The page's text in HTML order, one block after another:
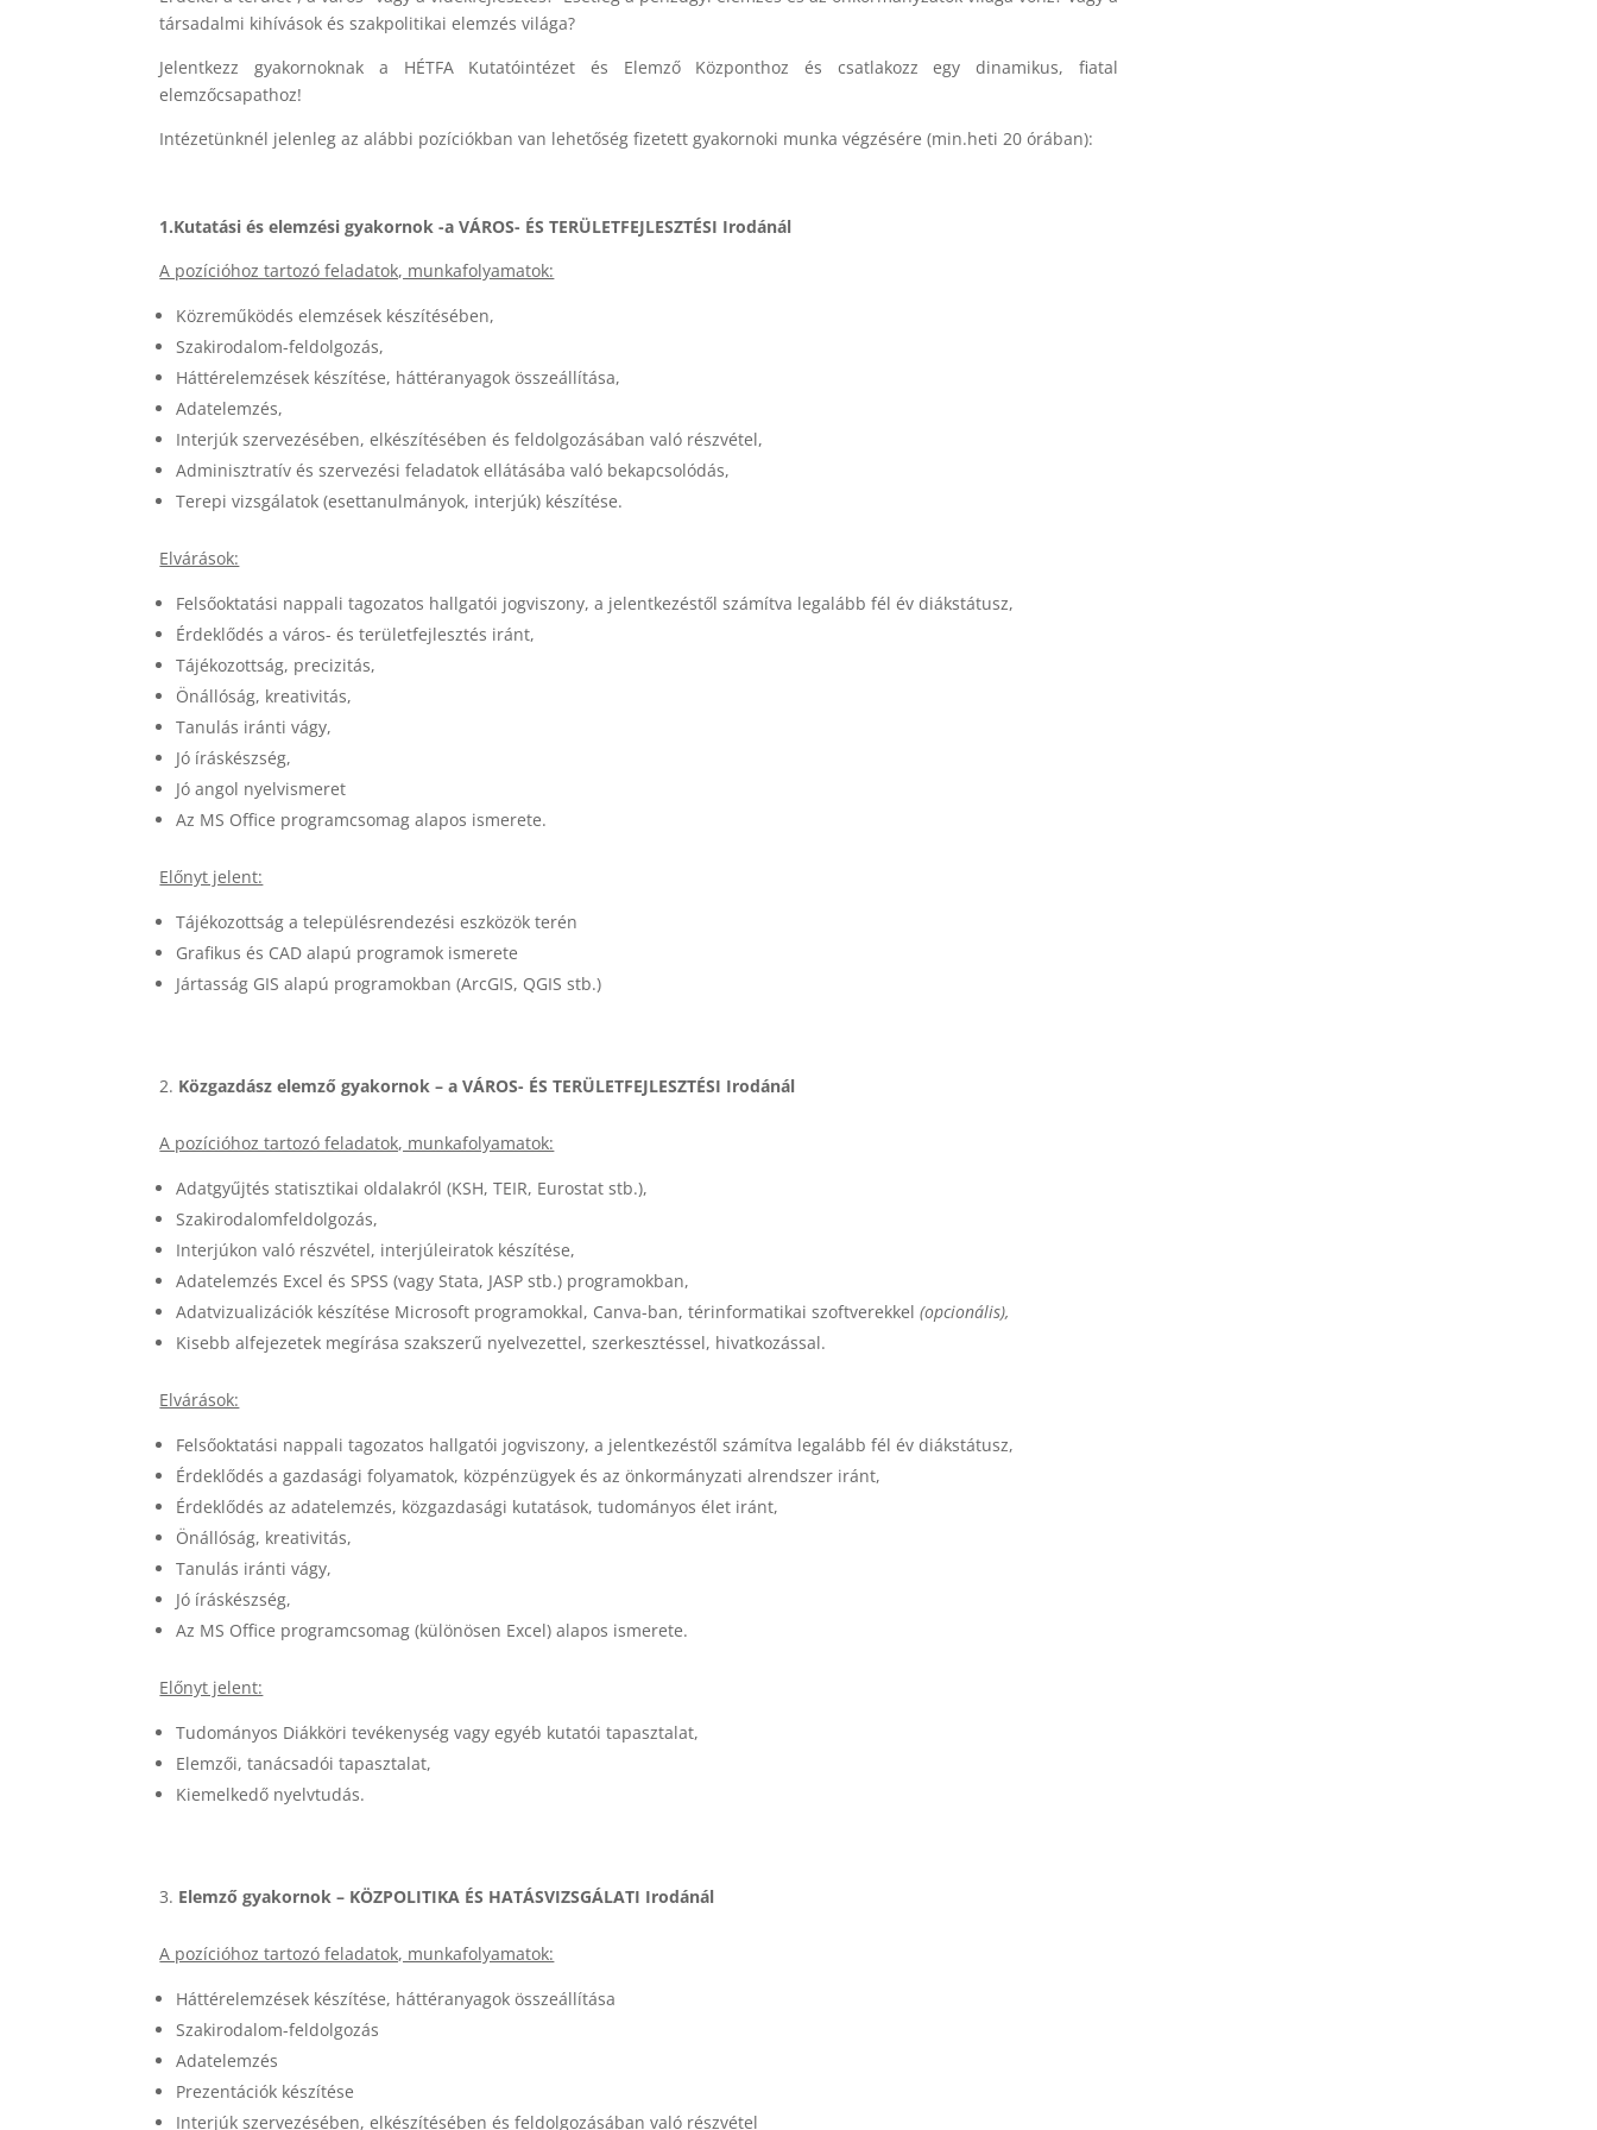
társadalmi kihívások és szakpolitikai elemzés világa?
Jelentkezz gyakornoknak a HÉTFA Kutatóintézet és Elemző Központhoz és csatlakozz egy dinamikus, fiatal
elemzőcsapathoz!
Intézetünknél jelenleg az alábbi pozíciókban van lehetőség fizetett gyakornoki munka végzésére (min.heti 20 órában):
1.Kutatási és elemzési gyakornok -aVÁROS- ÉS TERÜLETFEJLESZTÉSI Irodánál
A pozícióhoz tartozó feladatok, munkafolyamatok:
Közreműködés elemzések készítésében,
Szakirodalom-feldolgozás,
Háttérelemzések készítése, háttéranyagok összeállítása,
Adatelemzés,
Interjúk szervezésében, elkészítésében és feldolgozásában való részvétel,
Adminisztratív és szervezési feladatok ellátásába való bekapcsolódás,
Terepi vizsgálatok (esettanulmányok, interjúk) készítése.
Elvárások:
Felsőoktatási nappali tagozatos hallgatói jogviszony, a jelentkezéstől számítva legalább fél év diákstátusz,
Érdeklődés a város- és területfejlesztés iránt,
Tájékozottság, precizitás,
Önállóság, kreativitás,
Tanulás iránti vágy,
Jó íráskészség,
Jó angol nyelvismeret
Az MS Office programcsomag alapos ismerete.
Előnyt jelent:
Tájékozottság a településrendezési eszközök terén
Grafikus és CAD alapú programok ismerete
Jártasság GIS alapú programokban (ArcGIS, QGIS stb.)
Közgazdász elemző gyakornok – aVÁROS- ÉS TERÜLETFEJLESZTÉSI Irodánál
A pozícióhoz tartozó feladatok, munkafolyamatok:
Adatgyűjtés statisztikai oldalakról (KSH, TEIR, Eurostat stb.),
Szakirodalomfeldolgozás,
Interjúkon való részvétel, interjúleiratok készítése,
Adatelemzés Excel és SPSS (vagy Stata, JASP stb.) programokban,
Adatvizualizációk készítése Microsoft programokkal, Canva-ban, térinformatikai szoftverekkel(opcionális),
Kisebb alfejezetek megírása szakszerű nyelvezettel, szerkesztéssel, hivatkozással.
Elvárások:
Felsőoktatási nappali tagozatos hallgatói jogviszony, a jelentkezéstől számítva legalább fél év diákstátusz,
Érdeklődés a gazdasági folyamatok, közpénzügyek és az önkormányzati alrendszer iránt,
Érdeklődés az adatelemzés, közgazdasági kutatások, tudományos élet iránt,
Önállóság, kreativitás,
Tanulás iránti vágy,
Jó íráskészség,
Az MS Office programcsomag (különösen Excel) alapos ismerete.
Előnyt jelent:
Tudományos Diákköri tevékenység vagy egyéb kutatói tapasztalat,
Elemzői, tanácsadói tapasztalat,
Kiemelkedő nyelvtudás.
Elemző gyakornok – KÖZPOLITIKA ÉS HATÁSVIZSGÁLATI Irodánál
A pozícióhoz tartozó feladatok, munkafolyamatok:
Háttérelemzések készítése, háttéranyagok összeállítása
Szakirodalom-feldolgozás
Adatelemzés
Prezentációk készítése
Interjúk szervezésében, elkészítésében és feldolgozásában való részvétel